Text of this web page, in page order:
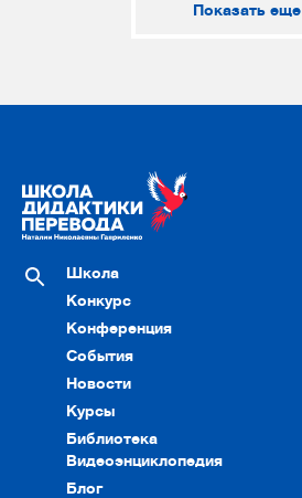
Показать еще
Школа
Конкурс
Конференция
События
Новости
Курсы
Библиотека
Видеоэнциклопедия
Блог